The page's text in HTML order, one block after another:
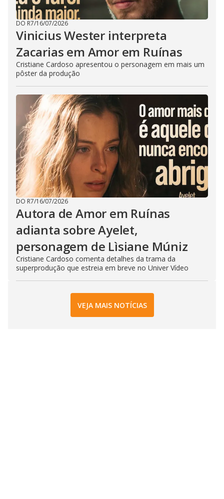
DO R7/16/07/2026
Vinicius Wester interpreta
Zacarias em Amor em Ruínas
Cristiane Cardoso apresentou o personagem em mais um
pôster da produção
DO R7/16/07/2026
Autora de Amor em Ruínas
adianta sobre Ayelet,
personagem de Lìsiane Múniz
Cristiane Cardoso comenta detalhes da trama da
superprodução que estreia em breve no Univer Vídeo
VEJA MAIS NOTÍCIAS